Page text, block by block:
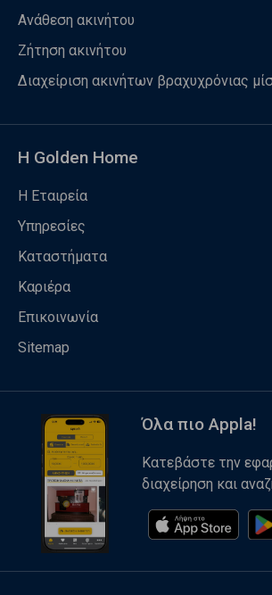
Ανάθεση ακινήτου
Ζήτηση ακινήτου
Διαχείριση ακινήτων βραχυχρόνιας
Η Golden Home
Η Εταιρεία
Υπηρεσίες
Καταστήματα
Καριέρα
Επικοινωνία
Sitemap
Όλα πιο Appla!
Κατεβάστε την
διαχείρηση και